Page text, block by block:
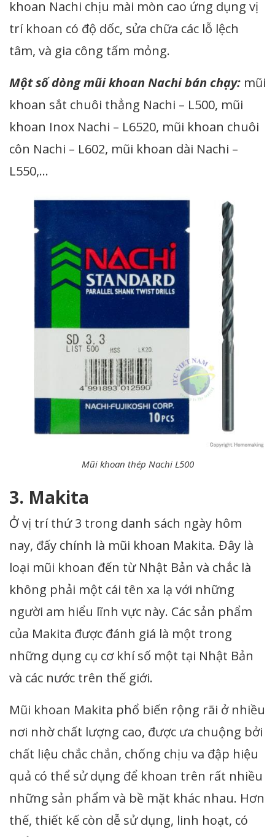
khoan Nachi chịu mài mòn cao ứng dụng vị
trí khoan có độ dốc, sửa chữa các lỗ lệch
tâm, và gia công tấm mỏng.
Một số dòng mũi khoan Nachi bán chạy: mũi
khoan sắt chuôi thẳng Nachi – L500, mũi
khoan Inox Nachi – L6520, mũi khoan chuôi
côn Nachi – L602, mũi khoan dài Nachi –
L550,…
Mũi khoan thép Nachi L500
3. Makita
Ở vị trí thứ 3 trong danh sách ngày hôm
nay, đấy chính là mũi khoan Makita. Đây là
loại mũi khoan đến từ Nhật Bản và chắc là
không phải một cái tên xa lạ với những
người am hiểu lĩnh vực này. Các sản phẩm
của Makita được đánh giá là một trong
những dụng cụ cơ khí số một tại Nhật Bản
và các nước trên thế giới.
Mũi khoan Makita phổ biến rộng rãi ở nhiều
nơi nhờ chất lượng cao, được ưa chuộng bởi
chất liệu chắc chắn, chống chịu va đập hiệu
quả có thể sử dụng để khoan trên rất nhiều
những sản phẩm và bề mặt khác nhau. Hơn
thế, thiết kế còn dễ sử dụng, linh hoạt, có